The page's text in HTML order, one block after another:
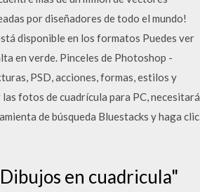
por diseñadores de todo el mundo!
disponible en los formatos Puedes ver
en verde. Pinceles de Photoshop -
PSD, acciones, formas, estilos y
fotos de cuadrícula para PC, necesitará
de búsqueda Bluestacks y haga clic
en cuadricula"